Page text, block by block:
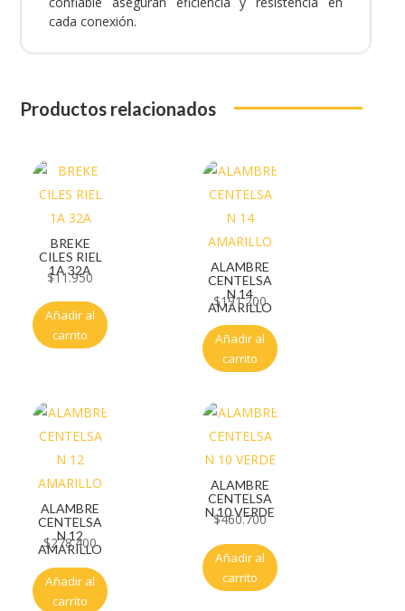
cada conexión.
Productos relacionados
BREKE
CILES RIEL
1A 32A
$11.950
Añadir al
carrito
ALAMBRE
CENTELSA
N 14
AMARILLO
$191.200
Añadir al
carrito
ALAMBRE
CENTELSA
N 12
AMARILLO
$278.400
Añadir al
carrito
ALAMBRE
CENTELSA
N 10 VERDE
$460.700
Añadir al
carrito